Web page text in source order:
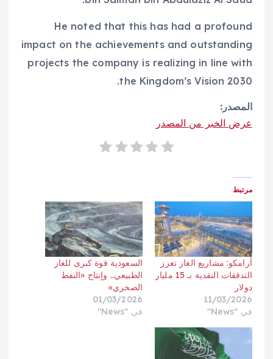
He noted that this has had a profound
impact on the achievements and outstanding
projects the company is realizing in line with
the Kingdom’s Vision 2030.
المصدر:
عرض الخبر من المصدر
مرتبط
أرامكو: مشاريع الغاز تعزز
التدفقات النقدية بـ 15 مليار
دولار
11/03/2026
في "News"
السعودية قوة كبرى للغاز
الطبيعي.. وإنتاج «النفط
الصخري»
01/03/2026
في "News"